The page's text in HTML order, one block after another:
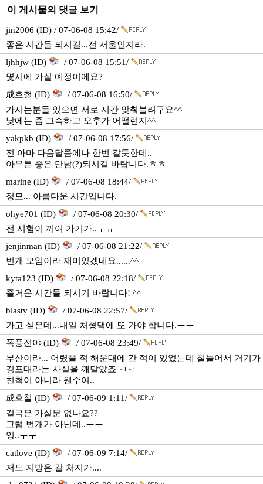
이 게시물의 댓글 보기
jin2006 (ID) / 07-06-08 15:42/
좋은 시간들 되시길...전 서울인지라.
ljhhjw (ID)
/ 07-06-08 15:51/
몇시에 가실 예정이에요?
成호철 (ID)
/ 07-06-08 16:50/
가시는분들 있으면 서로 시간 맞춰볼려구요^^
낮에는 좀 그슥하고 오후가 어떨런지^^
yakpkb (ID)
/ 07-06-08 17:56/
전 아마 다음달쯤에나 한번 갈듯한데..
아무튼 좋은 만남(?)되시길 바랍니다.ㅎㅎ
marine (ID)
/ 07-06-08 18:44/
정모... 아름다운 시간입니다.
ohye701 (ID)
/ 07-06-08 20:30/
전 시험이 끼여 가기가..ㅜㅠ
jenjinman (ID)
/ 07-06-08 21:22/
번개 모임이라 재미있겠네요......^^
kyta123 (ID)
/ 07-06-08 22:18/
즐거운 시간들 되시기 바랍니다! ^^
blasty (ID)
/ 07-06-08 22:57/
가고 싶은데...내일 처형댁에 또 가야 합니다.ㅜㅜ
폭풍전야 (ID)
/ 07-06-08 23:49/
부산이라... 어렸을 적 해운대에 간 적이 있었는데 철들어서 거기가
경포대라는 사실을 깨달았죠 ㅋㅋ
친척이 아니라 웬수여..
成호철 (ID)
/ 07-06-09 1:11/
결국은 가실분 없나요??
그럼 번개가 아닌데..ㅜㅜ
잉..ㅜㅜ
catlove (ID)
/ 07-06-09 7:14/
저도 지방은 갈 처지가....